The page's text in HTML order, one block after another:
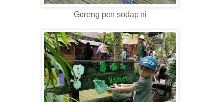
Goreng pon sodap ni